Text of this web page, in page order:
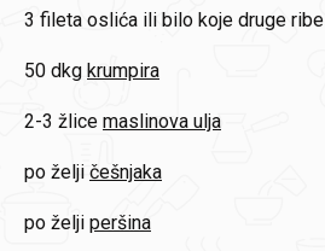
3 fileta oslića ili bilo koje druge ribe
50 dkg krumpira
2-3 žlice maslinova ulja
po želji češnjaka
po želji peršina